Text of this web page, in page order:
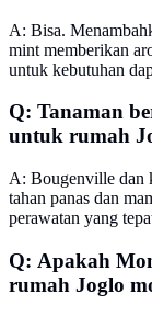
A: Bisa.
mint memberikan
untuk kebutuhan
Q: Tanaman
untuk rumah
A: Bougenville dan
tahan panas dan
perawatan yang
Q: Apakah
rumah Joglo